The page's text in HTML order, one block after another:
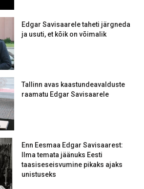
Edgar Savisaarele taheti järgneda
ja usuti, et kõik on võimalik
Tallinn avas kaastundeavalduste
raamatu Edgar Savisaarele
Enn Eesmaa Edgar Savisaarest:
Ilma temata jäänuks Eesti
taasiseseisvumine pikaks ajaks
unistuseks